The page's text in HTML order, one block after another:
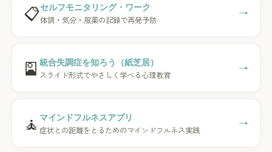
📋セルフモニタリング・ワーク
体調・気分・服薬の記録で再発予防
→
🎴統合失調症を知ろう（紙芝居）
スライド形式でやさしく学べる心理教育
→
🧘マインドフルネスアプリ
症状との距離をとるためのマインドフルネス実践
→